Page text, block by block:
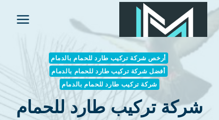
التجاوز
المحتوى
أرخص شركة تركيب طارد للحمام بالدمام
أفضل شركة تركيب طارد للحمام بالدمام
شركة تركيب طارد للحمام بالدمام
شركة تركيب طارد للحمام